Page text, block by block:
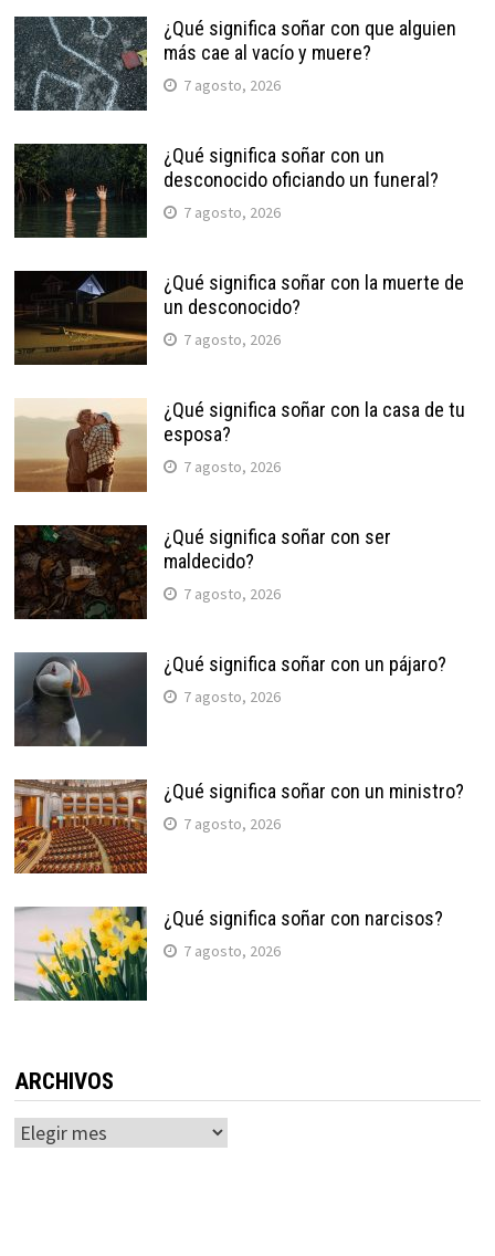
¿Qué significa soñar con que alguien
más cae al vacío y muere?
7 agosto, 2026
¿Qué significa soñar con un
desconocido oficiando un funeral?
7 agosto, 2026
¿Qué significa soñar con la muerte de
un desconocido?
7 agosto, 2026
¿Qué significa soñar con la casa de tu
esposa?
7 agosto, 2026
¿Qué significa soñar con ser
maldecido?
7 agosto, 2026
¿Qué significa soñar con un pájaro?
7 agosto, 2026
¿Qué significa soñar con un ministro?
7 agosto, 2026
¿Qué significa soñar con narcisos?
7 agosto, 2026
ARCHIVOS
Archivos